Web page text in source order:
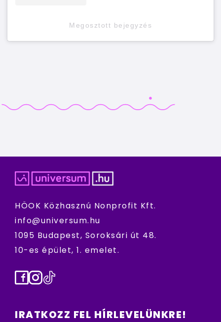
Megosztott bejegyzés
HÖOK Közhasznú Nonprofit Kft.
info@universum.hu
1095 Budapest, Soroksári út 48.
10-es épület, 1. emelet.
Facebook
Instagram
TikTok
IRATKOZZ FEL HÍRLEVELÜNKRE!